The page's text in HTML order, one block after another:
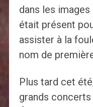
dans les
était présent
assister à la
nom de
Plus tard cet
grands